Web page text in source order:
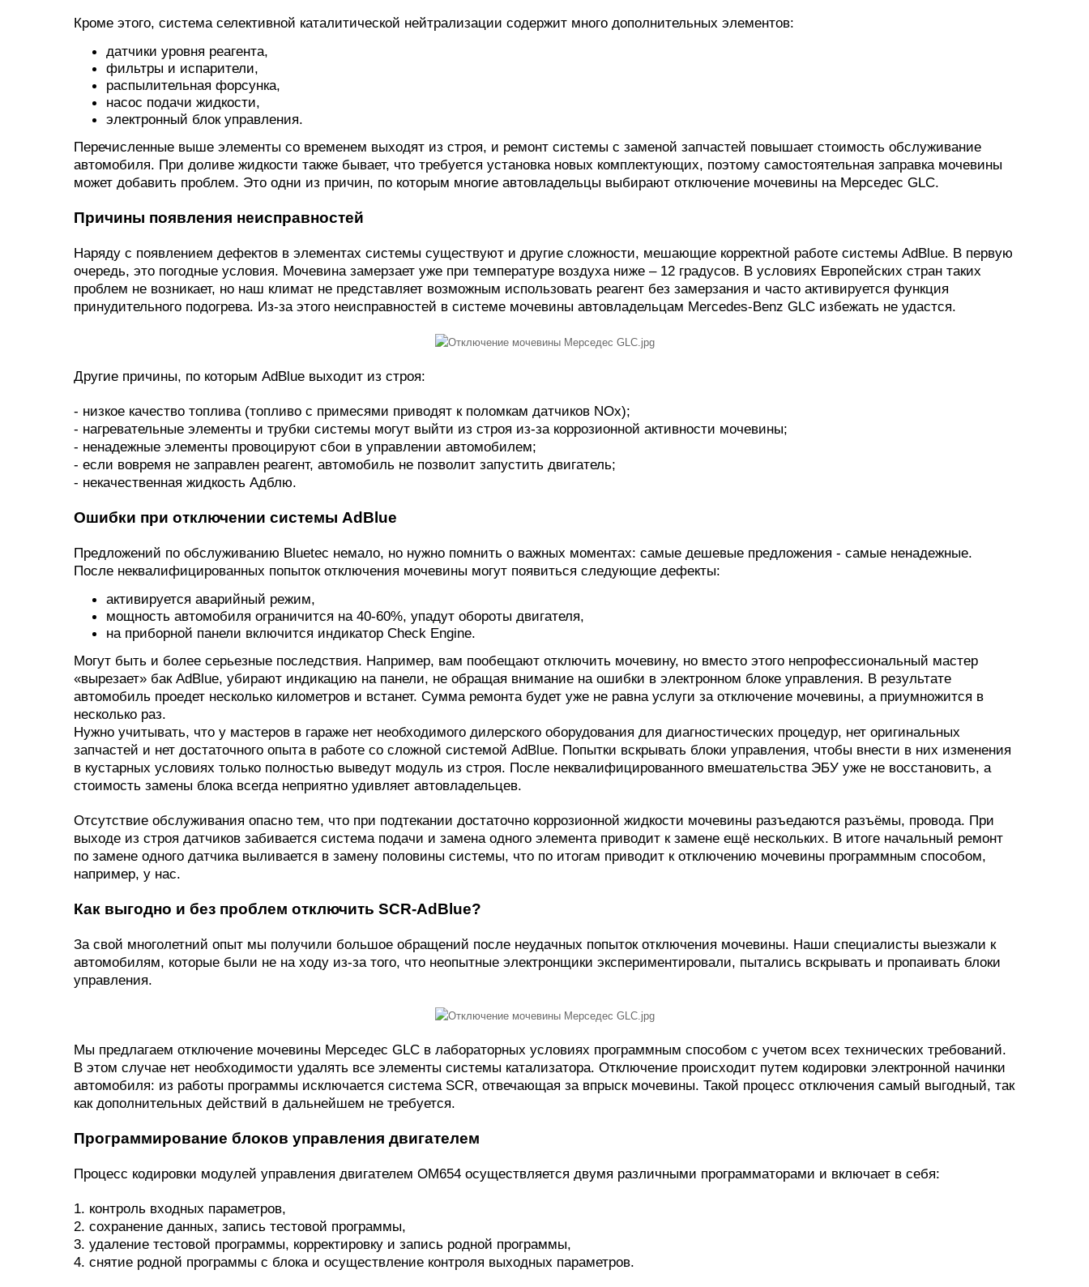
Кроме этого, система селективной каталитической нейтрализации содержит много дополнительных элементов:
датчики уровня реагента,
фильтры и испарители,
распылительная форсунка,
насос подачи жидкости,
электронный блок управления.
Перечисленные выше элементы со временем выходят из строя, и ремонт системы с заменой запчастей повышает стоимость обслуживание
автомобиля. При доливе жидкости также бывает, что требуется установка новых комплектующих, поэтому самостоятельная заправка мочевины
может добавить проблем. Это одни из причин, по которым многие автовладельцы выбирают отключение мочевины на Мерседес GLC.
Причины появления неисправностей
Наряду с появлением дефектов в элементах системы существуют и другие сложности, мешающие корректной работе системы AdBlue. В первую
очередь, это погодные условия. Мочевина замерзает уже при температуре воздуха ниже – 12 градусов. В условиях Европейских стран таких
проблем не возникает, но наш климат не представляет возможным использовать реагент без замерзания и часто активируется функция
принудительного подогрева. Из-за этого неисправностей в системе мочевины автовладельцам Mercedes-Benz GLC избежать не удастся.
Другие причины, по которым AdBlue выходит из строя:
- низкое качество топлива (топливо с примесями приводят к поломкам датчиков NOx);
- нагревательные элементы и трубки системы могут выйти из строя из-за коррозионной активности мочевины;
- ненадежные элементы провоцируют сбои в управлении автомобилем;
- если вовремя не заправлен реагент, автомобиль не позволит запустить двигатель;
- некачественная жидкость Адблю.
Ошибки при отключении системы AdBlue
Предложений по обслуживанию Bluetec немало, но нужно помнить о важных моментах: самые дешевые предложения - самые ненадежные.
После неквалифицированных попыток отключения мочевины могут появиться следующие дефекты:
активируется аварийный режим,
мощность автомобиля ограничится на 40-60%, упадут обороты двигателя,
на приборной панели включится индикатор Check Engine.
Могут быть и более серьезные последствия. Например, вам пообещают отключить мочевину, но вместо этого непрофессиональный мастер
«вырезает» бак AdBlue, убирают индикацию на панели, не обращая внимание на ошибки в электронном блоке управления. В результате
автомобиль проедет несколько километров и встанет. Сумма ремонта будет уже не равна услуги за отключение мочевины, а приумножится в
несколько раз.
Нужно учитывать, что у мастеров в гараже нет необходимого дилерского оборудования для диагностических процедур, нет оригинальных
запчастей и нет достаточного опыта в работе со сложной системой AdBlue. Попытки вскрывать блоки управления, чтобы внести в них изменения
в кустарных условиях только полностью выведут модуль из строя. После неквалифицированного вмешательства ЭБУ уже не восстановить, а
стоимость замены блока всегда неприятно удивляет автовладельцев.
Отсутствие обслуживания опасно тем, что при подтекании достаточно коррозионной жидкости мочевины разъедаются разъёмы, провода. При
выходе из строя датчиков забивается система подачи и замена одного элемента приводит к замене ещё нескольких. В итоге начальный ремонт
по замене одного датчика выливается в замену половины системы, что по итогам приводит к отключению мочевины программным способом,
например, у нас.
Как выгодно и без проблем отключить SCR-AdBlue?
За свой многолетний опыт мы получили большое обращений после неудачных попыток отключения мочевины. Наши специалисты выезжали к
автомобилям, которые были не на ходу из-за того, что неопытные электронщики экспериментировали, пытались вскрывать и пропаивать блоки
управления.
Мы предлагаем отключение мочевины Мерседес GLC в лабораторных условиях программным способом с учетом всех технических требований.
В этом случае нет необходимости удалять все элементы системы катализатора. Отключение происходит путем кодировки электронной начинки
автомобиля: из работы программы исключается система SCR, отвечающая за впрыск мочевины. Такой процесс отключения самый выгодный, так
как дополнительных действий в дальнейшем не требуется.
Программирование блоков управления двигателем
Процесс кодировки модулей управления двигателем ОМ654 осуществляется двумя различными программаторами и включает в себя:
1. контроль входных параметров,
2. сохранение данных, запись тестовой программы,
3. удаление тестовой программы, корректировку и запись родной программы,
4. снятие родной программы с блока и осуществление контроля выходных параметров.